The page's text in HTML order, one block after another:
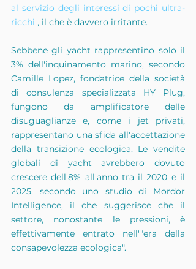
al servizio degli interessi di pochi ultra-
ricchi , il che è davvero irritante.
Sebbene gli yacht rappresentino solo il
3% dell'inquinamento marino, secondo
Camille Lopez, fondatrice della società
di consulenza specializzata HY Plug,
fungono da amplificatore delle
disuguaglianze e, come i jet privati,
rappresentano una sfida all'accettazione
della transizione ecologica. Le vendite
globali di yacht avrebbero dovuto
crescere dell'8% all'anno tra il 2020 e il
2025, secondo uno studio di Mordor
Intelligence, il che suggerisce che il
settore, nonostante le pressioni, è
effettivamente entrato nell'"era della
consapevolezza ecologica".